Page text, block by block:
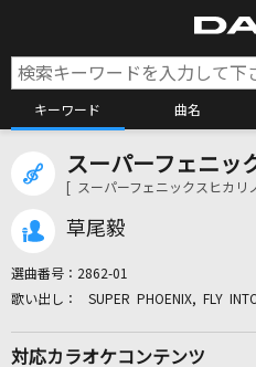
キーワード 曲名
カラオ
スーパーフェニッ
[ スーパーフェニックスヒカリ
草尾毅
選曲番号： 2862-01
SUPER PHOENIX, FLY
対応カラオケコンテンツ